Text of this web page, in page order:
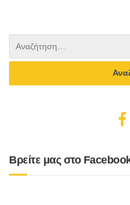
Βρείτε μας στο